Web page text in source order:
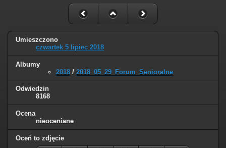
Umieszczono
czwartek 5 lipiec 2018
Albumy
2018 / 2018_05_29_Forum_Senioralne
Odwiedzin
8168
Ocena
nieoceniane
Oceń to zdjęcie